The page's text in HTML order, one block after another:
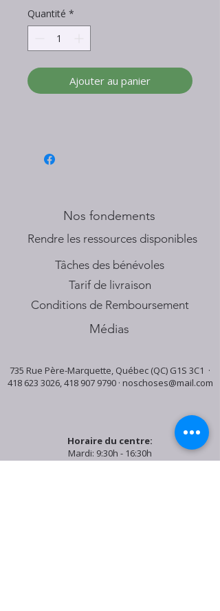
Quantité *
Ajouter au panier
Nos fondements
​Rendre les ressources disponibles
Tâches des bénévoles
Tarif de livraison
Conditions de Remboursement
Médias
735 Rue Père-Marquette, Québec (QC) G1S 3C1 ·
418 623 3026,418 907 9790· noschoses@mail.com
Horaire du centre:
Mardi: 9:30h - 16:30h